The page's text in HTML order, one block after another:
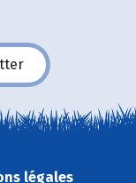
légales